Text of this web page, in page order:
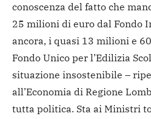
conoscenza del fatto che
25 milioni di euro dal Fondo
ancora, i quasi 13 milioni e
Fondo Unico per l’Edilizia
situazione insostenibile –
all’Economia di Regione
tutta politica. Sta ai Ministri